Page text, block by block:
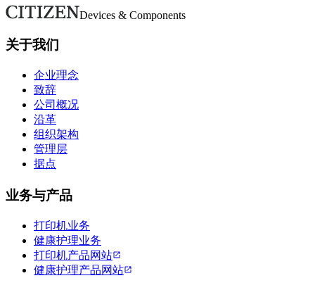
联系我们 Devices & Components
关于我们
企业理念
致辞
公司概况
沿革
组织架构
管理层
据点
业务与产品
打印机业务
健康护理业务
打印机产品网站
健康护理产品网站